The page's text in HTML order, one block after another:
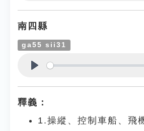
南四縣
ga55 sii31
釋義：
1.操縱、控制車船、飛